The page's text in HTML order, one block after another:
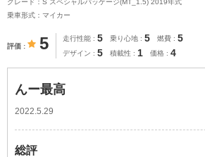
グレード：S スペシャルパッケージ(MT_1.5) 2019年式
乗車形式：マイカー
評価 5 走行性能 5 乗り心地 5 燃費 5
デザイン 5 積載性 1 価格 4
んー最高
2022.5.29
総評